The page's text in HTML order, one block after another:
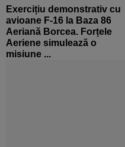
Exercițiu demonstrativ cu
avioane F-16 la Baza 86
Aeriană Borcea. Forțele
Aeriene simulează o
misiune ...